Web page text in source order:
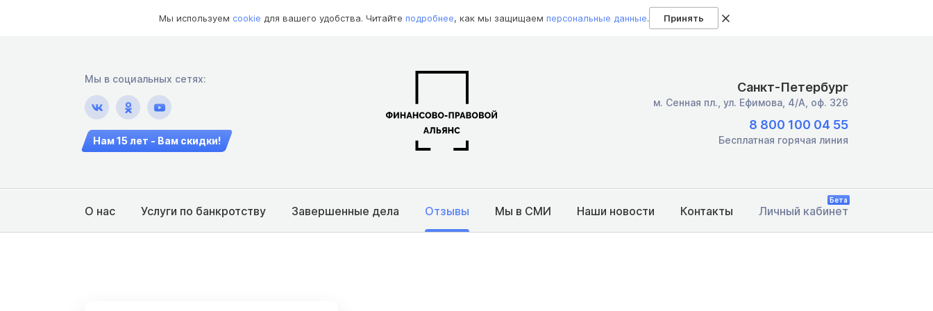
Мы используем cookie для вашего удобства. Читайте подробнее, как мы защищаем персональные данные. Принять
Мы в социальных сетях:
Нам 15 лет - Вам скидки!
Санкт-Петербург
м. Сенная пл., ул. Ефимова, 4/А, оф. 326
8 800 100 04 55
Бесплатная горячая линия
О нас Услуги по банкротству Завершенные дела Отзывы Мы в СМИ Наши новости Контакты Личный кабинет
Бета